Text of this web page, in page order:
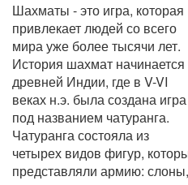
Шахматы - это игра, которая
привлекает людей со всего
мира уже более тысячи лет.
История шахмат начинается
древней Индии, где в V-VI
веках н.э. была создана игра
под названием чатуранга.
Чатуранга состояла из
четырех видов фигур,
представляли армию: слоны,